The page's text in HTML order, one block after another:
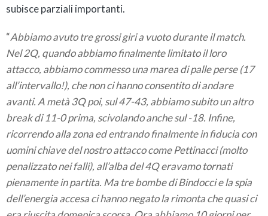
subisce parziali importanti.
“Abbiamo avuto tre grossi giri a vuoto durante il match.
Nel 2Q, quando abbiamo finalmente limitato il loro
attacco, abbiamo commesso una marea di palle perse (17
all’intervallo!), che non ci hanno consentito di andare
avanti. A metà 3Q poi, sul 47-43, abbiamo subito un altro
break di 11-0 prima, scivolando anche sul -18. Infine,
ricorrendo alla zona ed entrando finalmente in fiducia con
uomini chiave del nostro attacco come Pettinacci (molto
penalizzato nei falli), all’alba del 4Q eravamo tornati
pienamente in partita. Ma tre bombe di Bindocci e la spia
dell’energia accesa ci hanno negato la rimonta che quasi ci